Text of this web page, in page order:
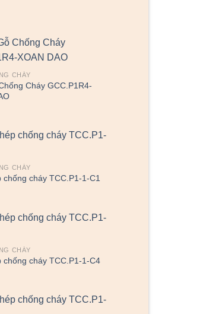
CHÁY
Cháy GCC.P1R4-
CHÁY
chống cháy TCC.P1-1-C1
CHÁY
chống cháy TCC.P1-1-C4